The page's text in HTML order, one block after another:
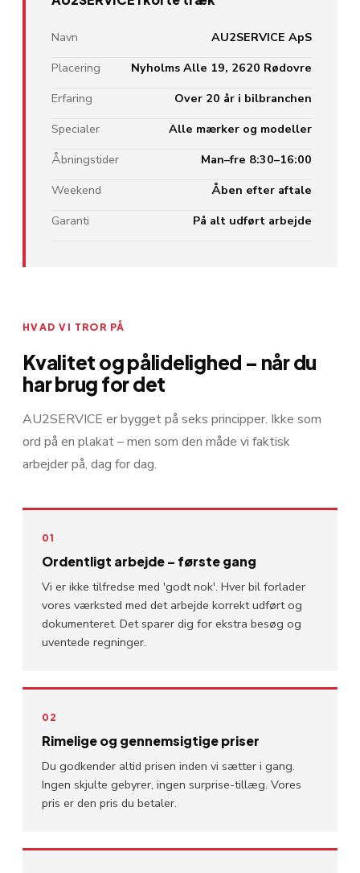
Navn
AU2SERVICE ApS
Placering
Nyholms Alle 19, 2620 Rødovre
Erfaring
Over 20 år i bilbranchen
Specialer
Alle mærker og modeller
Åbningstider
Man–fre 8:30–16:00
Weekend
Åben efter aftale
Garanti
På alt udført arbejde
HVAD VI TROR PÅ
Kvalitet og pålidelighed – når du
har brug for det
AU2SERVICE er bygget på seks principper. Ikke som
ord på en plakat – men som den måde vi faktisk
arbejder på, dag for dag.
01
Ordentligt arbejde – første gang
Vi er ikke tilfredse med 'godt nok'. Hver bil forlader
vores værksted med det arbejde korrekt udført og
dokumenteret. Det sparer dig for ekstra besøg og
uventede regninger.
02
Rimelige og gennemsigtige priser
Du godkender altid prisen inden vi sætter i gang.
Ingen skjulte gebyrer, ingen surprise-tillæg. Vores
pris er den pris du betaler.